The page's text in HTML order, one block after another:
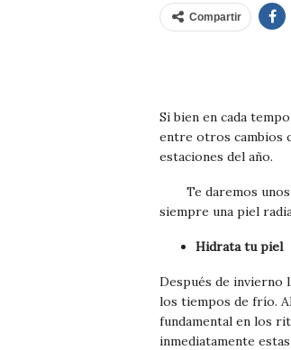
Compartir
Si bien en cada
entre otros cambios
estaciones del año.
Te daremos
siempre una piel
Hidrata tu piel
Después de invierno
los tiempos de frío.
fundamental en los
inmediatamente